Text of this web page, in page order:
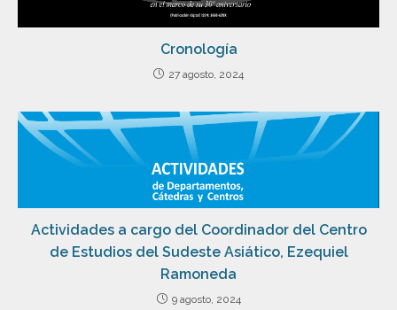
Cronología
27 agosto, 2024
Actividades a cargo del Coordinador del Centro
de Estudios del Sudeste Asiático, Ezequiel
Ramoneda
9 agosto, 2024